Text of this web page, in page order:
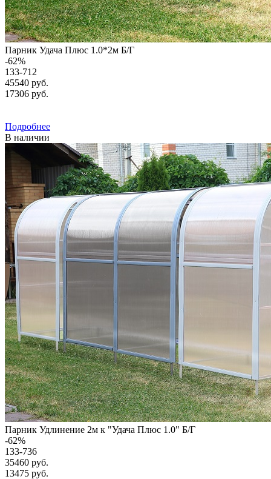
Парник Удача Плюс 1.0*2м Б/Г
-62%
133-712
45540 руб.
17306 руб.
Подробнее
В наличии
Парник Удлинение 2м к "Удача Плюс 1.0" Б/Г
-62%
133-736
35460 руб.
13475 руб.